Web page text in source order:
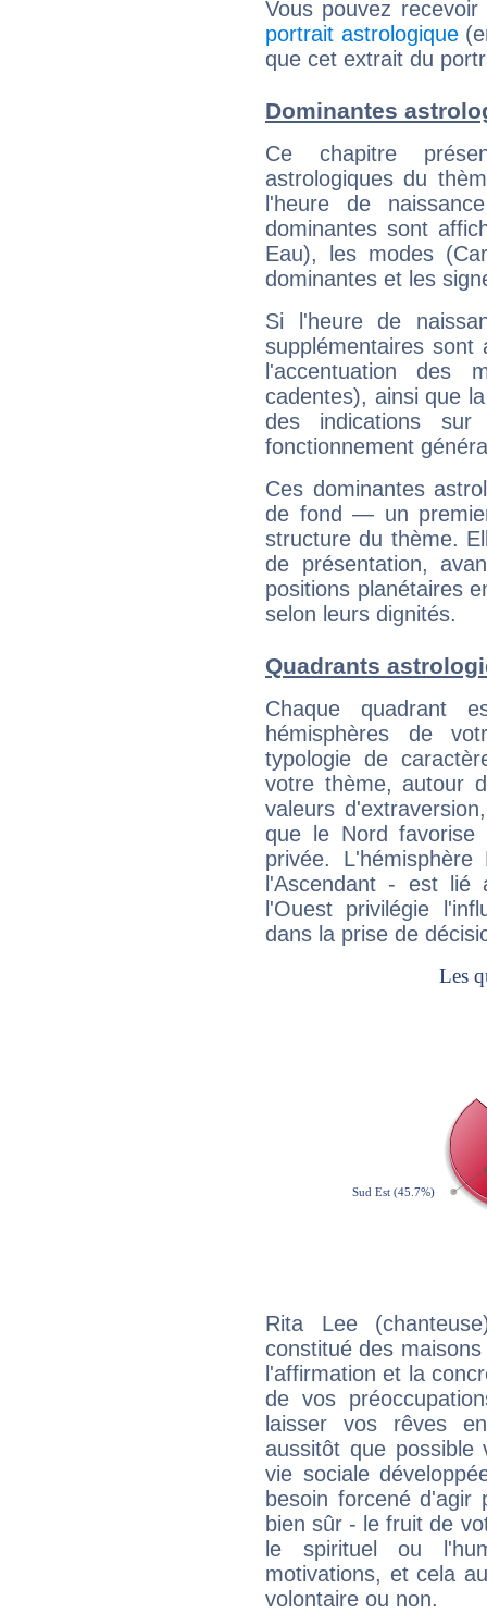
Vous pouvez
portrait astrologique
que cet extrait du
Dominantes
Ce chapitre
astrologiques du
l'heure de
dominantes sont
Eau), les modes
dominantes et les
Si l'heure de
supplémentaires sont
l'accentuation des
cadentes), ainsi que
des indications sur
fonctionnement
Ces dominantes
de fond — un
structure du thème.
de présentation,
positions planétaires
selon leurs dignités.
Quadrants
Chaque quadrant
hémisphères de
typologie de
votre thème, autour
valeurs
que le Nord favorise
privée.
l'Ascendant - est
l'Ouest privilégie
dans la prise de
Rita Lee
constitué des
l'affirmation et la
de vos
laisser vos rêves
aussitôt que
vie sociale
besoin forcené
bien sûr - le fruit de
le spirituel ou
motivations, et cela
volontaire ou non.